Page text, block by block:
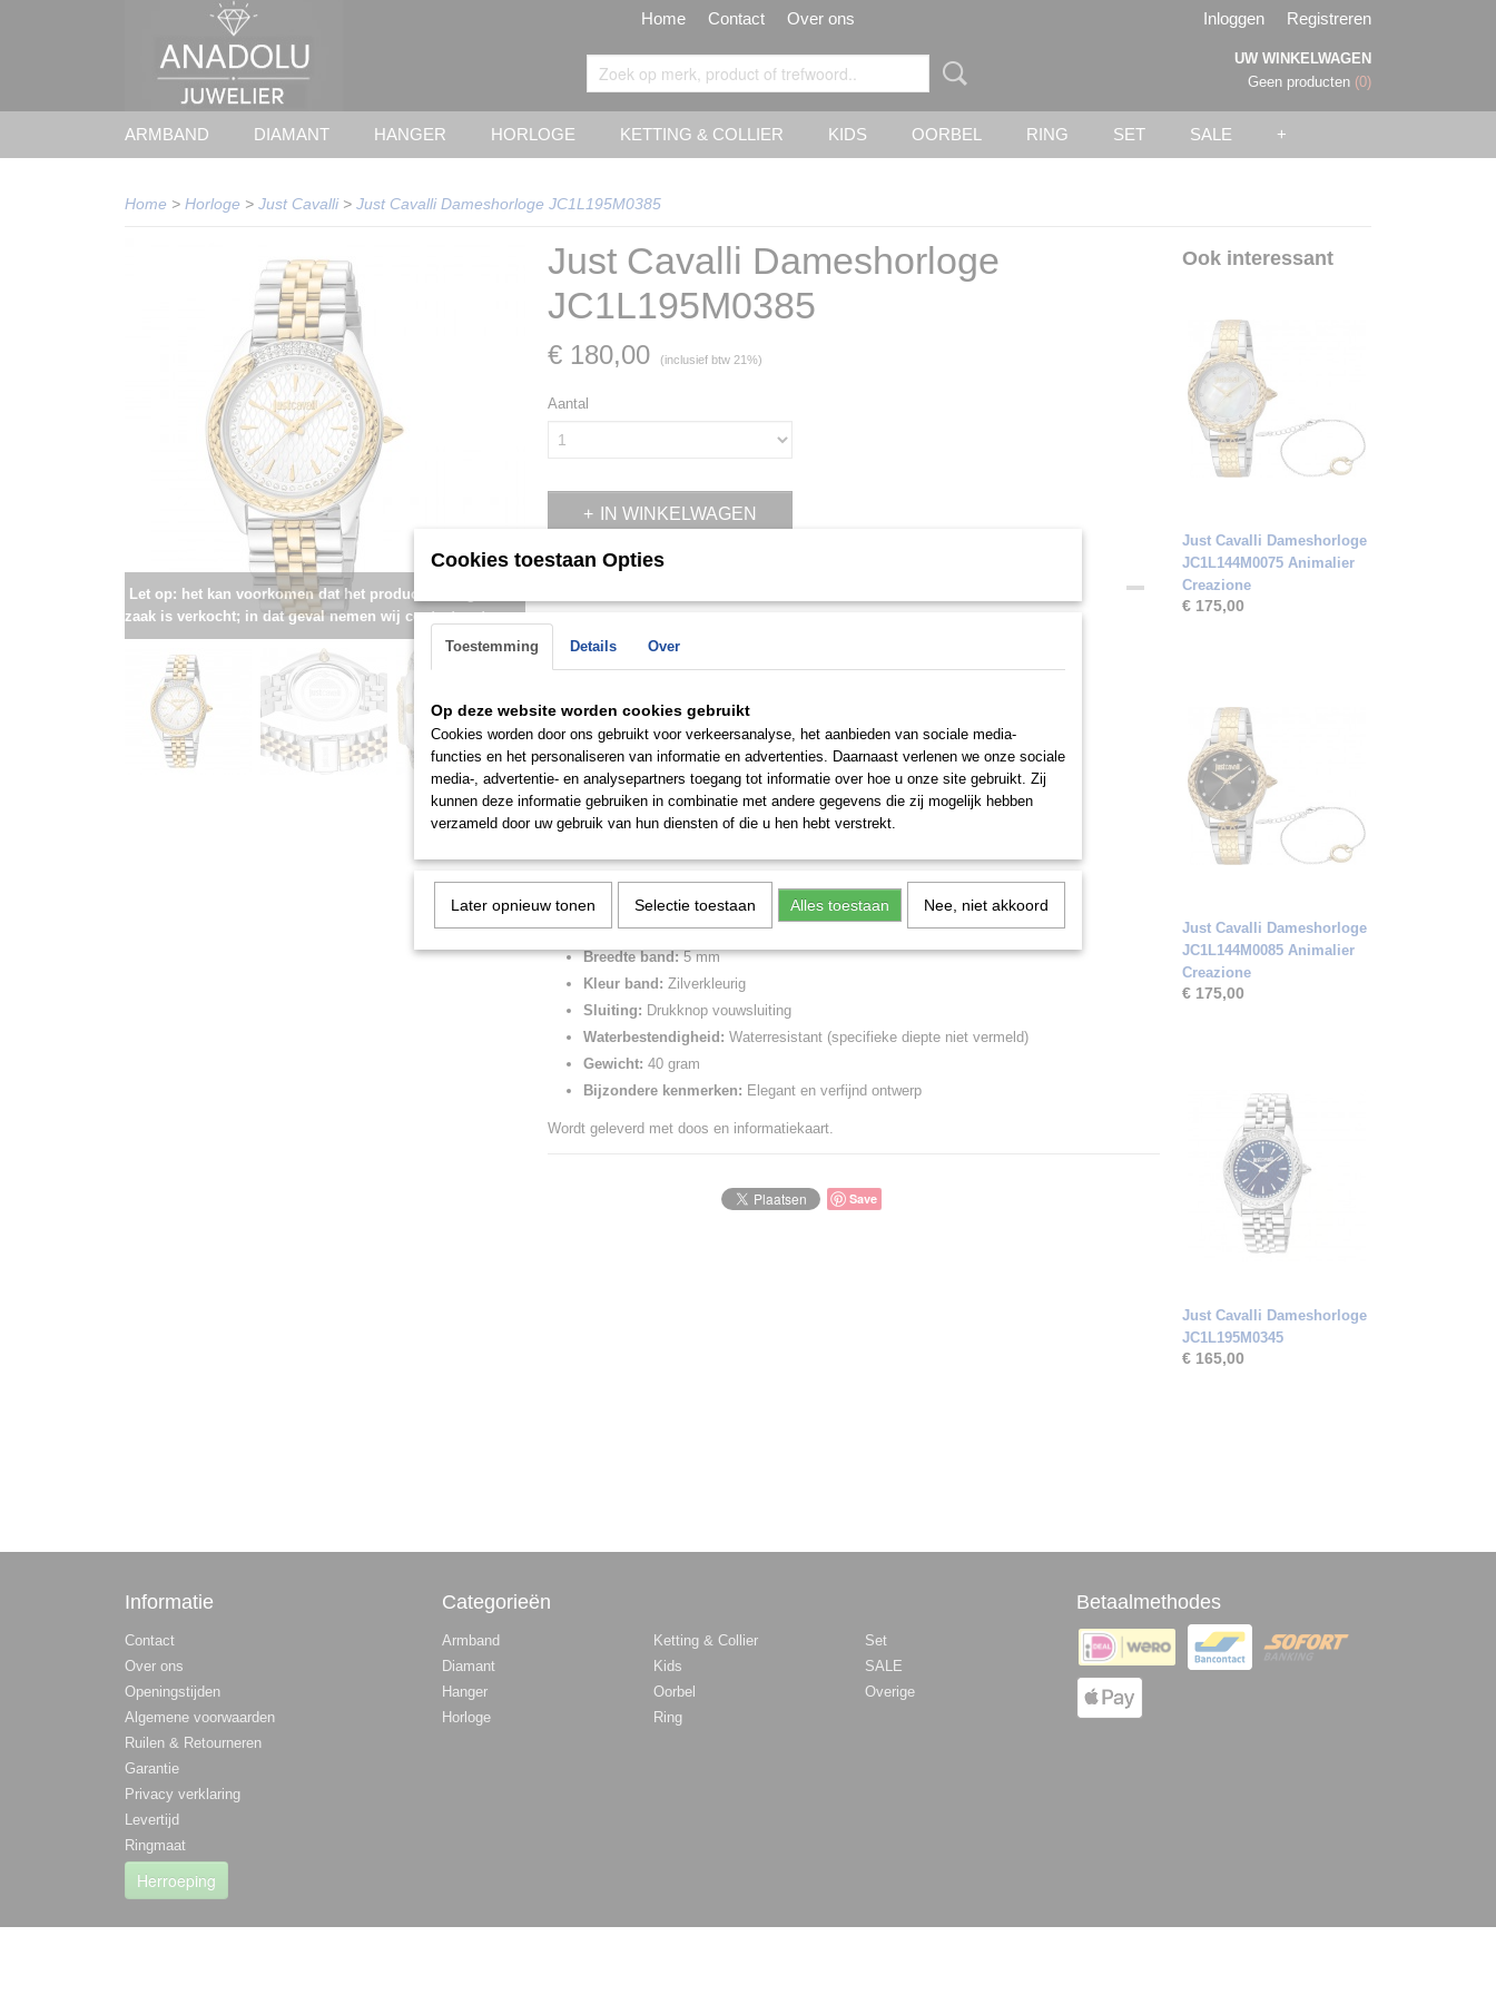
Home Contact Over ons Inloggen Registreren
UW WINKELWAGEN
Geen producten (0)
ARMBAND DIAMANT HANGER HORLOGE KETTING & COLLIER KIDS OORBEL RING SET SALE +
Home > Horloge > Just Cavalli> Just Cavalli Dameshorloge JC1L195M0385
Let op: het kan voorkomen dat het product onlangs in de
zaak is verkocht; in dat geval nemen wij contact met u op.
Just Cavalli Dameshorloge
JC1L195M0385
€ 180,00 (inclusief btw 21%)
Aantal
IN WINKELWAGEN
Just Cavalli Dameshorloge JC1L195M0385
Tijdsaanduiding:Analoog
Materiaal kast: Roestvrij staal
Vorm kast: Rond
Diameter kast:34 mm
Dikte kast:7 mm
Bezel:
Roestvrij staal, stationair
Materiaal band:Roestvrij staal
Breedte band:5 mm
Kleur band: Zilverkleurig
Sluiting: Drukknop vouwsluiting
Waterbestendigheid: Waterresistant (specifieke diepte niet vermeld)
Gewicht: 40 gram
Bijzondere kenmerken: Elegant en verfijnd ontwerp
Wordt geleverd met doos en informatiekaart.
Save
Ook interessant
Just Cavalli Dameshorloge
JC1L144M0075 Animalier
Creazione
€ 175,00
Just Cavalli Dameshorloge
JC1L144M0085 Animalier
Creazione
€ 175,00
Just Cavalli Dameshorloge
JC1L195M0345
€ 165,00
Informatie
Contact
Over ons
Openingstijden
Algemene voorwaarden
Ruilen & Retourneren
Garantie
Privacy verklaring
Levertijd
Ringmaat
Herroeping
Categorieën
Armband
Diamant
Hanger
Horloge
Ketting & Collier
Kids
Oorbel
Ring
Set
SALE
Overige
Betaalmethodes
Cookies toestaan Opties
Toestemming Details Over
Op deze website worden cookies gebruikt
Cookies worden door ons gebruikt voor verkeersanalyse, het aanbieden van sociale media-
functies en het personaliseren van informatie en advertenties. Daarnaast verlenen we onze sociale
media-, advertentie- en analysepartners toegang tot informatie over hoe u onze site gebruikt. Zij
kunnen deze informatie gebruiken in combinatie met andere gegevens die zij mogelijk hebben
verzameld door uw gebruik van hun diensten of die u hen hebt verstrekt.
Later opnieuw tonen Selectie toestaan Alles toestaan Nee, niet akkoord